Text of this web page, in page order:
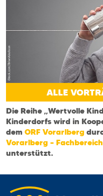
ALLE
Die Reihe „Wertvolle
Kinderdorfs wird in
dem ORF Vorarlberg
Vorarlberg –
unterstützt.